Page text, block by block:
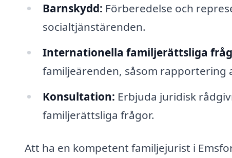
Barnskydd: Förberedelse och
socialtjänstärenden.
Internationella familjerättsliga
familjeärenden, såsom rapportering
Konsultation: Erbjuda juridisk
familjerättsliga frågor.
Att ha en kompetent familjejurist i